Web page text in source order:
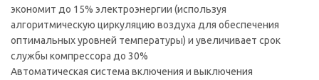
экономит до 15% электроэнергии (используя
алгоритмическую циркуляцию воздуха для обеспечения
оптимальных уровней температуры) и увеличивает срок
службы компрессора до 30%
Автоматическая система включения и выключения